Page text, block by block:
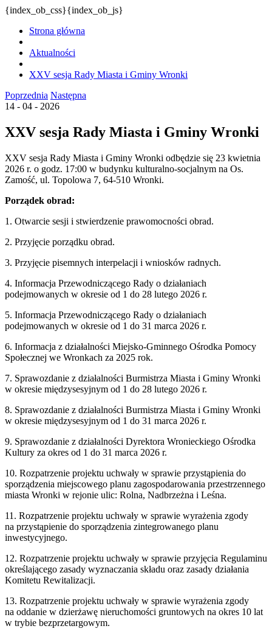
{index_ob_css}{index_ob_js}
Strona główna
Aktualności
XXV sesja Rady Miasta i Gminy Wronki
Poprzednia Następna
14 - 04 - 2026
XXV sesja Rady Miasta i Gminy Wronki
XXV sesja Rady Miasta i Gminy Wronki odbędzie się 23 kwietnia
2026 r. o godz. 17:00 w budynku kulturalno-socjalnym na Os.
Zamość, ul. Topolowa 7, 64-510 Wronki.
Porządek obrad:
1. Otwarcie sesji i stwierdzenie prawomocności obrad.
2. Przyjęcie porządku obrad.
3. Przyjęcie pisemnych interpelacji i wniosków radnych.
4. Informacja Przewodniczącego Rady o działaniach
podejmowanych w okresie od 1 do 28 lutego 2026 r.
5. Informacja Przewodniczącego Rady o działaniach
podejmowanych w okresie od 1 do 31 marca 2026 r.
6. Informacja z działalności Miejsko-Gminnego Ośrodka Pomocy
Społecznej we Wronkach za 2025 rok.
7. Sprawozdanie z działalności Burmistrza Miasta i Gminy Wronki
w okresie międzysesyjnym od 1 do 28 lutego 2026 r.
8. Sprawozdanie z działalności Burmistrza Miasta i Gminy Wronki
w okresie międzysesyjnym od 1 do 31 marca 2026 r.
9. Sprawozdanie z działalności Dyrektora Wronieckiego Ośrodka
Kultury za okres od 1 do 31 marca 2026 r.
10. Rozpatrzenie projektu uchwały w sprawie przystąpienia do
sporządzenia miejscowego planu zagospodarowania przestrzennego
miasta Wronki w rejonie ulic: Rolna, Nadbrzeżna i Leśna.
11. Rozpatrzenie projektu uchwały w sprawie wyrażenia zgody
na przystąpienie do sporządzenia zintegrowanego planu
inwestycyjnego.
12. Rozpatrzenie projektu uchwały w sprawie przyjęcia Regulaminu
określającego zasady wyznaczania składu oraz zasady działania
Komitetu Rewitalizacji.
13. Rozpatrzenie projektu uchwały w sprawie wyrażenia zgody
na oddanie w dzierżawę nieruchomości gruntowych na okres 10 lat
w trybie bezprzetargowym.